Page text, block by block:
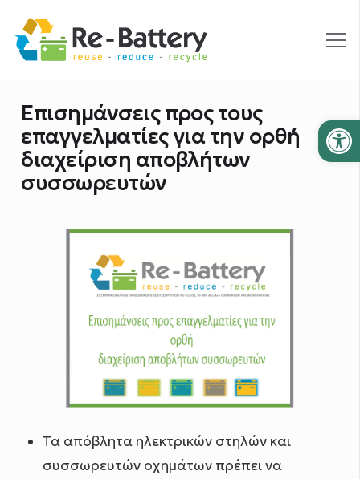
Επισημάνσεις προς τους
επαγγελματίες για την ορθή
διαχείριση αποβλήτων
συσσωρευτών
Τα απόβλητα ηλεκτρικών στηλών και
συσσωρευτών οχημάτων πρέπει να